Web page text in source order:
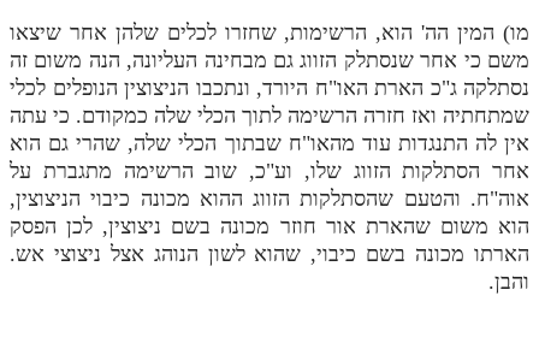
תלמוד עשר הספירות חלק יב
תלמוד עשר הספירות חלק יג
תלמוד עשר הספירות חלק יד
תלמוד עשר הספירות חלק טו
תלמוד עשר הספירות חלק טז
בית שער הכוונות
מו) המין הה' הוא, הרשימות, שחזרו לכלים שלהן אחר שיצאו
משם כי אחר שנסתלק הזווג גם מבחינה העליונה, הנה משום זה
נסתלקה ג"כ הארת האו"ח היורד, ונתכבו הניצוצין הנופלים לכלי
שמתחתיה ואז חזרה הרשימה לתוך הכלי שלה כמקודם. כי עתה
אין לה התנגדות עוד מהאו"ח שבתוך הכלי שלה, שהרי גם הוא
אחר הסתלקות הזווג שלו, וע"כ, שוב הרשימה מתגברת על
אוה"ח. והטעם שהסתלקות הזווג ההוא מכונה כיבוי הניצוצין,
הוא משום שהארת אור חוזר מכונה בשם ניצוצין, לכן הפסק
הארתו מכונה בשם כיבוי, שהוא לשון הנוהג אצל ניצוצי אש.
והבן.